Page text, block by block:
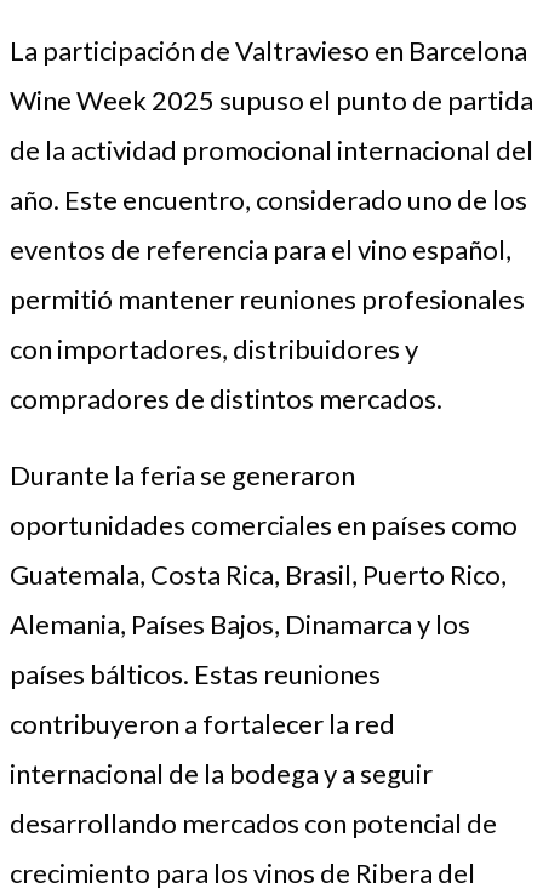
La participación de Valtravieso en Barcelona
Wine Week 2025 supuso el punto de partida
de la actividad promocional internacional del
año. Este encuentro, considerado uno de los
eventos de referencia para el vino español,
permitió mantener reuniones profesionales
con importadores, distribuidores y
compradores de distintos mercados.
Durante la feria se generaron
oportunidades comerciales en países como
Guatemala, Costa Rica, Brasil, Puerto Rico,
Alemania, Países Bajos, Dinamarca y los
países bálticos. Estas reuniones
contribuyeron a fortalecer la red
internacional de la bodega y a seguir
desarrollando mercados con potencial de
crecimiento para los vinos de Ribera del